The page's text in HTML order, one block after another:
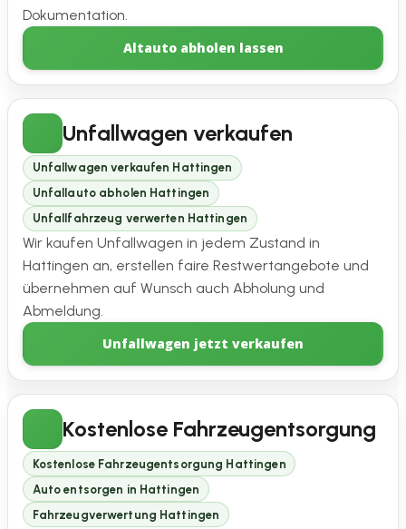
Dokumentation.
Altauto abholen lassen
Unfallwagen verkaufen
Unfallwagen verkaufen Hattingen
Unfallauto abholen Hattingen
Unfallfahrzeug verwerten Hattingen
Wir kaufen Unfallwagen in jedem Zustand in
Hattingen an, erstellen faire Restwertangebote und
übernehmen auf Wunsch auch Abholung und
Abmeldung.
Unfallwagen jetzt verkaufen
Kostenlose Fahrzeugentsorgung
Kostenlose Fahrzeugentsorgung Hattingen
Auto entsorgen in Hattingen
Fahrzeugverwertung Hattingen